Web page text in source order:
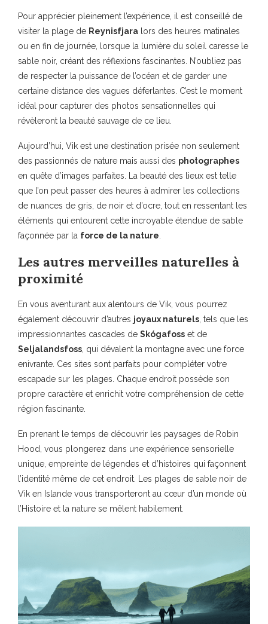
Pour apprécier pleinement l’expérience, il est conseillé de
visiter la plage de Reynisfjara lors des heures matinales
ou en fin de journée, lorsque la lumière du soleil caresse le
sable noir, créant des réflexions fascinantes. N’oubliez pas
de respecter la puissance de l’océan et de garder une
certaine distance des vagues déferlantes. C’est le moment
idéal pour capturer des photos sensationnelles qui
révèleront la beauté sauvage de ce lieu.
Aujourd’hui, Vik est une destination prisée non seulement
des passionnés de nature mais aussi des photographes
en quête d’images parfaites. La beauté des lieux est telle
que l’on peut passer des heures à admirer les collections
de nuances de gris, de noir et d’ocre, tout en ressentant les
éléments qui entourent cette incroyable étendue de sable
façonnée par la force de la nature.
Les autres merveilles naturelles à
proximité
En vous aventurant aux alentours de Vik, vous pourrez
également découvrir d’autres joyaux naturels, tels que les
impressionnantes cascades de Skógafoss et de
Seljalandsfoss, qui dévalent la montagne avec une force
enivrante. Ces sites sont parfaits pour compléter votre
escapade sur les plages. Chaque endroit possède son
propre caractère et enrichit votre compréhension de cette
région fascinante.
En prenant le temps de découvrir les paysages de Robin
Hood, vous plongerez dans une expérience sensorielle
unique, empreinte de légendes et d’histoires qui façonnent
l’identité même de cet endroit. Les plages de sable noir de
Vik en Islande vous transporteront au cœur d’un monde où
l’Histoire et la nature se mêlent habilement.